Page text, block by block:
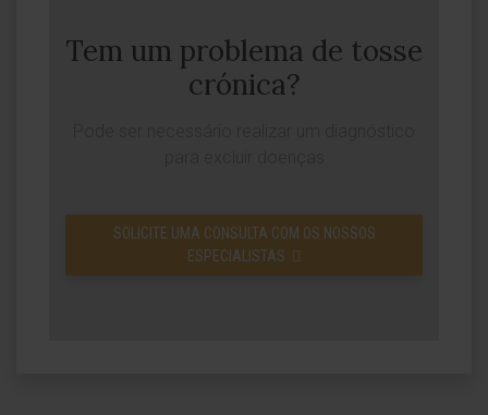
Tem um problema de tosse
crónica?
SOLICITE UMA CONSULTA COM OS NOSSOS
ESPECIALISTAS